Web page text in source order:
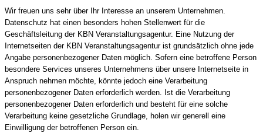
Wir freuen uns sehr über Ihr Interesse an unserem Unternehmen.
Datenschutz hat einen besonders hohen Stellenwert für die
Geschäftsleitung der KBN Veranstaltungsagentur. Eine Nutzung der
Internetseiten der KBN Veranstaltungsagentur ist grundsätzlich ohne jede
Angabe personenbezogener Daten möglich. Sofern eine betroffene Person
besondere Services unseres Unternehmens über unsere Internetseite in
Anspruch nehmen möchte, könnte jedoch eine Verarbeitung
personenbezogener Daten erforderlich werden. Ist die Verarbeitung
personenbezogener Daten erforderlich und besteht für eine solche
Verarbeitung keine gesetzliche Grundlage, holen wir generell eine
Einwilligung der betroffenen Person ein.